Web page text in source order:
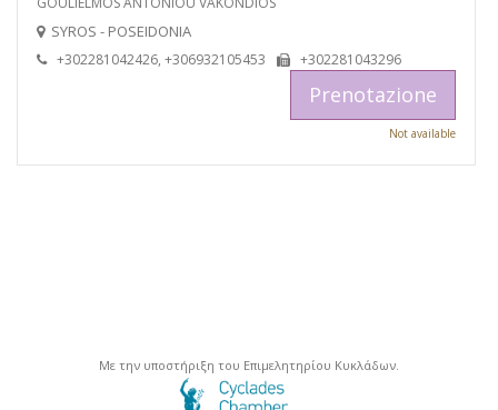
SYROS - POSEIDONIA
+302281042426, +306932105453 +302281043296
Prenotazione
Not available
Με την υποστήριξη του Επιμελητηρίου Κυκλάδων.